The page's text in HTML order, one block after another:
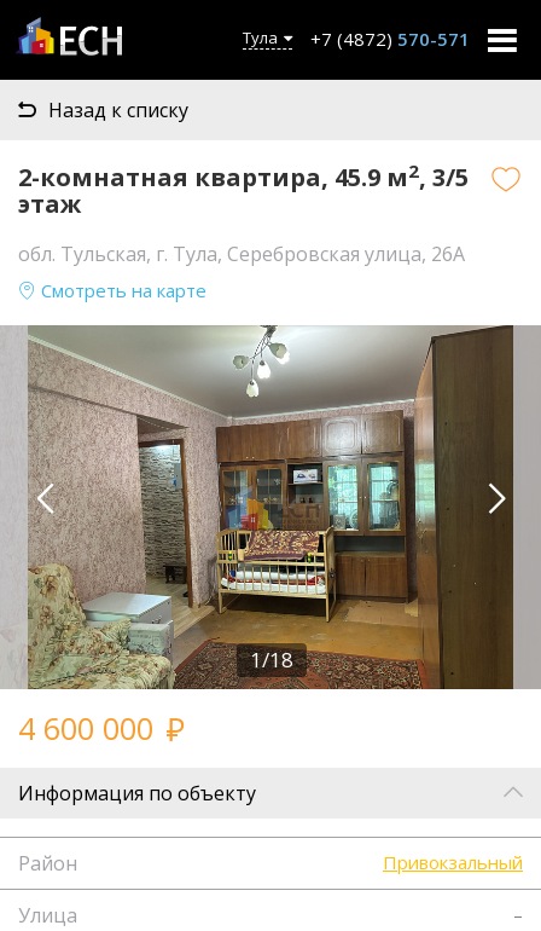
Тула +7 (4872) 570-571
Назад к списку
2-комнатная квартира, 45.9 м2, 3/5
этаж
обл. Тульская, г. Тула, Серебровская улица, 26А
Смотреть на карте
1/18
4 600 000
Информация по объекту
Район Привокзальный
Улица –